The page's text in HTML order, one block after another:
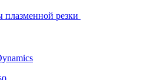
плазменной резки